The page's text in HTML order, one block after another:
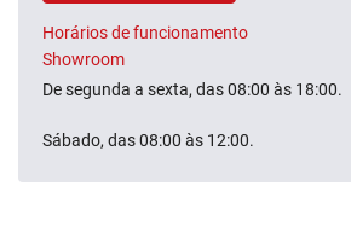
Horários de funcionamento
Showroom
De segunda a sexta, das 08:00 às 18:00.
Sábado, das 08:00 às 12:00.